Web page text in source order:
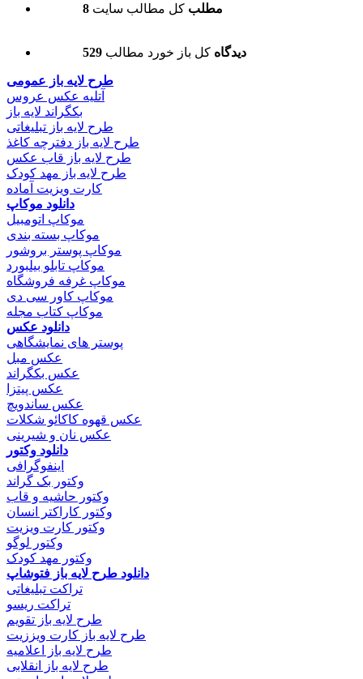
8 مطلب کل مطالب سایت
529 دیدگاه کل باز خورد مطالب
طرح لایه باز عمومی
آتلیه عکس عروس
بکگراند لایه باز
طرح لایه باز تبلیغاتی
طرح لایه باز دفترچه کاغذ
طرح لایه باز قاب عکس
طرح لایه باز مهد کودک
کارت ویزیت آماده
دانلود موکاپ
موکاپ اتومبیل
موکاپ بسته بندی
موکاپ پوستر بروشور
موکاپ تابلو بیلبورد
موکاپ غرفه فروشگاه
موکاپ کاور سی دی
موکاپ کتاب مجله
دانلود عکس
پوستر های نمایشگاهی
عکس مبل
عکس بکگراند
عکس پیتزا
عکس ساندویچ
عکس قهوه کاکائو شکلات
عکس نان و شیرینی
دانلود وکتور
اینفوگرافی
وکتور بک گراند
وکتور حاشیه و قاب
وکتور کاراکتر انسان
وکتور کارت ویزیت
وکتور لوگو
وکتور مهد کودک
دانلود طرح لایه باز فتوشاپ
تراکت تبلیغاتی
تراکت ریسو
طرح لایه باز تقویم
طرح لایه باز کارت ویززیت
طرح لایه باز اعلامیه
طرح لایه باز انقلابی